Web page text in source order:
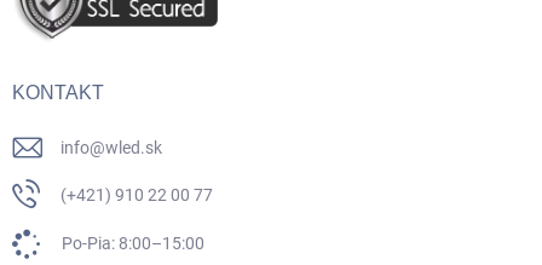
KONTAKT
info@wled.sk
(+421) 910 22 00 77
Po-Pia: 8:00–15:00